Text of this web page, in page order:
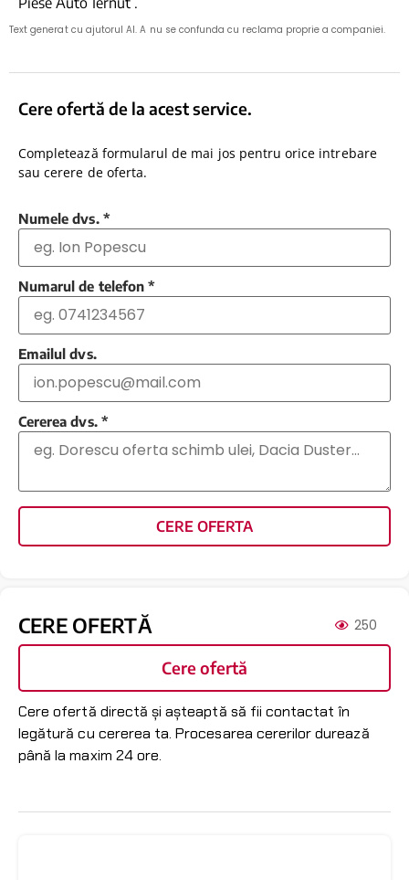
Text generat cu ajutorul AI. A nu se confunda cu reclama proprie a companiei.
Cere ofertă de la acest service.
Completează formularul de mai jos pentru orice intrebare
sau cerere de oferta.
Numele dvs. *
Numarul de telefon *
Emailul dvs.
Cererea dvs. *
CERE OFERTA
CERE OFERTĂ 250
Cere ofertă
Cere ofertă directă și așteaptă să fii contactat în
legătură cu cererea ta. Procesarea cererilor durează
până la maxim 24 ore.